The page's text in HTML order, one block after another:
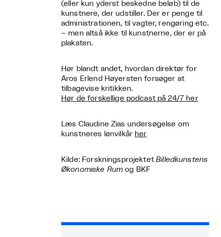
(eller kun yderst beskedne beløb) til de
kunstnere, der udstiller. Der er penge til
administrationen, til vagter, rengøring etc.
– men altså ikke til kunstnerne, der er på
plakaten.
Hør blandt andet, hvordan direktør for
Aros Erlend Høyersten forsøger at
tilbagevise kritikken.
Hør de forskellige podcast på 24/7 her
Læs Claudine Zias undersøgelse om
kunstneres lønvilkår her
Kilde: ForskningsprojektetBilledkunstens
Økonomiske Rum og BKF